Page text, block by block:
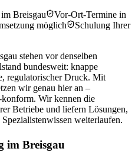
Breisgau
Vor-Ort-Termine in
möglich
Schulung Ihrer
stehen vor denselben
bundesweit: knappe
regulatorischer Druck. Mit
wir genau hier an –
Wir kennen die
Betriebe und liefern Lösungen,
weiterlaufen.
im Breisgau